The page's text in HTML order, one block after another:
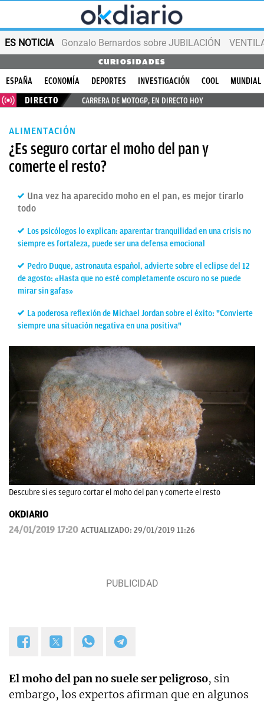
ES NOTICIA Gonzalo Bernardos sobre JUBILACIÓN
CURIOSIDADES
ESPAÑA ECONOMÍA DEPORTES INVESTIGACIÓN COOL
MUNDIAL
DIRECTO
CARRERA DE MOTOGP, EN DIRECTO HOY
ALIMENTACIÓN
¿Es seguro cortar el moho del pan y
comerte el resto?
Una vez ha aparecido moho en el pan, es mejor tirarlo
todo
Los psicólogos lo explican: aparentar tranquilidad en una crisis no
siempre es fortaleza, puede ser una defensa emocional
Pedro Duque, astronauta español, advierte sobre el eclipse del 12
de agosto: «Hasta que no esté completamente oscuro no se puede
mirar sin gafas»
La poderosa reflexión de Michael Jordan sobre el éxito: "Convierte
siempre una situación negativa en una positiva"
Descubre si es seguro cortar el moho del pan y comerte el resto
OKDIARIO
24/01/2019 17:20 ACTUALIZADO: 29/01/2019 11:26
El moho del pan no suele ser peligroso, sin
embargo, los expertos afirman que en algunos